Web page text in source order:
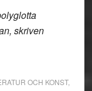
skriven
OCH KONST,